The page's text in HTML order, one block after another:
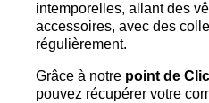
intemporelles, allant des
accessoires, avec des
régulièrement.
Grâce à notre point de
pouvez récupérer votre